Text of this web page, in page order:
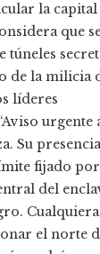
la capital
que
túneles
de la milicia
líderes
urgente
Su
fijado
del
Cualquiera
el norte